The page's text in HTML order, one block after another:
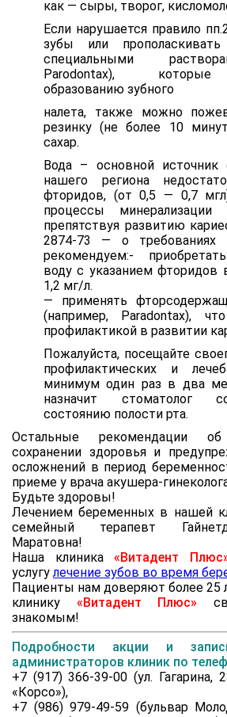
как — сыры, творог,
Если нарушается правило
зубы или
специальными
Parodontax), которые
образованию зубного
налета, также можно
резинку (не более 10
сахар.
Вода – основной
нашего региона
фторидов, (от 0,5 — 0,7
процессы
препятствуя развитию
2874-73 — о требованиях
рекомендуем:-
воду с указанием фторидов
1,2 мг/л.
— применять
(например, Paradontax),
профилактикой в развитии
Пожалуйста, посещайте
профилактических и
минимум один раз в два
назначит стоматолог
состоянию полости рта.
Остальные рекомендации
сохранении здоровья и
осложнений в период
приеме у врача акушера-
Будьте здоровы!
Лечением беременных в нашей
семейный терапевт
Маратовна!
Наша клиника«Витадент
услугу лечение зубов во время
Пациенты нам доверяют более 25
клинику «Витадент Плюс»
знакомым!
Подробности акции и
администраторов клиник по
+7 (917) 366-39-00 (ул. Гагарина,
«Корсо»),
+7 (986) 979-49-59 (бульвар